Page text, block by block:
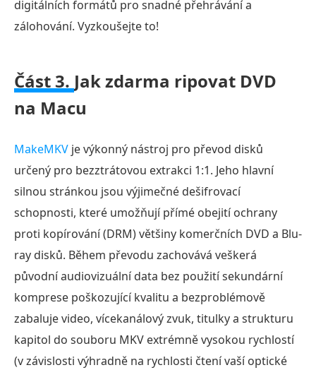
digitálních formátů pro snadné přehrávání a
zálohování. Vyzkoušejte to!
Část 3. Jak zdarma ripovat DVD
na Macu
MakeMKV je výkonný nástroj pro převod disků
určený pro bezztrátovou extrakci 1:1. Jeho hlavní
silnou stránkou jsou výjimečné dešifrovací
schopnosti, které umožňují přímé obejití ochrany
proti kopírování (DRM) většiny komerčních DVD a Blu-
ray disků. Během převodu zachovává veškerá
původní audiovizuální data bez použití sekundární
komprese poškozující kvalitu a bezproblémově
zabaluje video, vícekanálový zvuk, titulky a strukturu
kapitol do souboru MKV extrémně vysokou rychlostí
(v závislosti výhradně na rychlosti čtení vaší optické